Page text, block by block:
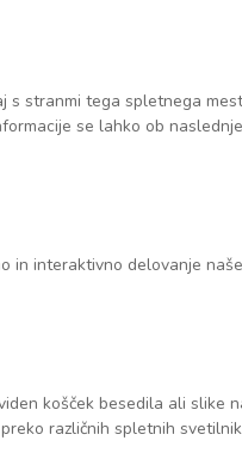
stranmi tega spletnega
se lahko ob
in interaktivno delovanje
košček besedila ali slike
različnih spletnih